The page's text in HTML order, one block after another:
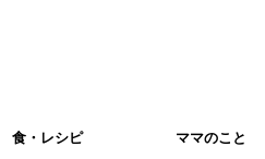
食・レシピ ママのこと